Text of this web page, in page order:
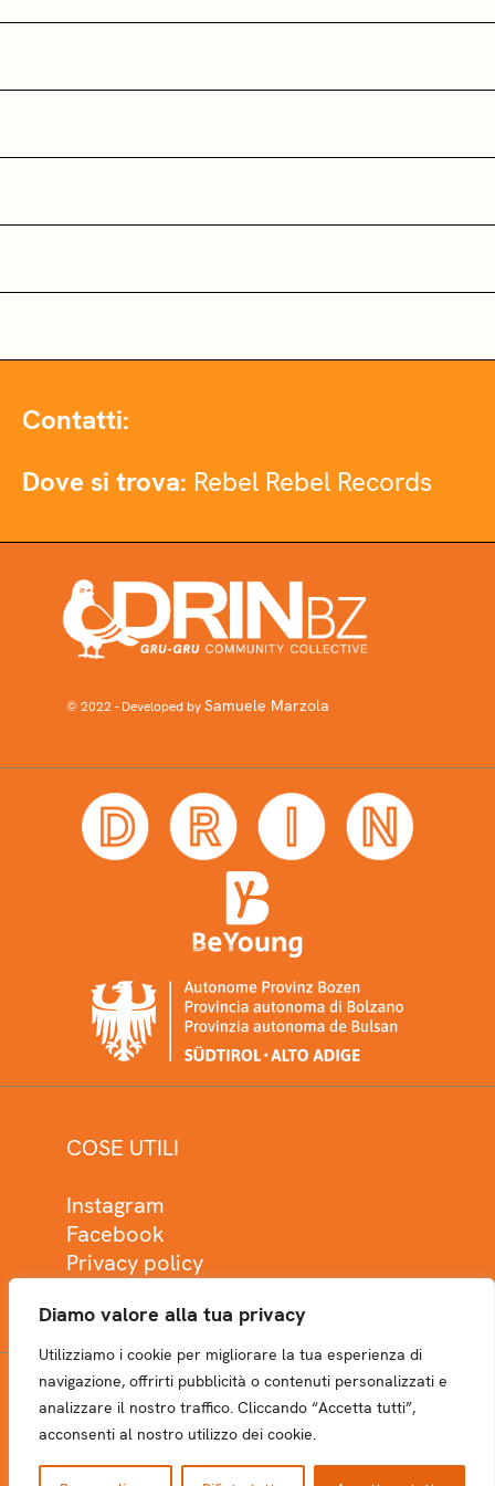
Diamo valore alla tua privacy
Utilizziamo i cookie per migliorare la tua esperienza di
navigazione, offrirti pubblicità o contenuti personalizzati e
analizzare il nostro traffico. Cliccando “Accetta tutti”,
acconsenti al nostro utilizzo dei cookie.
Contatti:
Dove si trova: Rebel Rebel Records
© 2022 - Developed bySamuele Marzola
COSE UTILI
Instagram
Facebook
Privacy policy
NEWSLETTER